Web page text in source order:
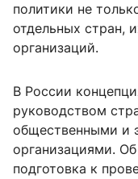
политики не
отдельных стран,
организаций.
В России
руководством
общественными и
организациями.
подготовка к